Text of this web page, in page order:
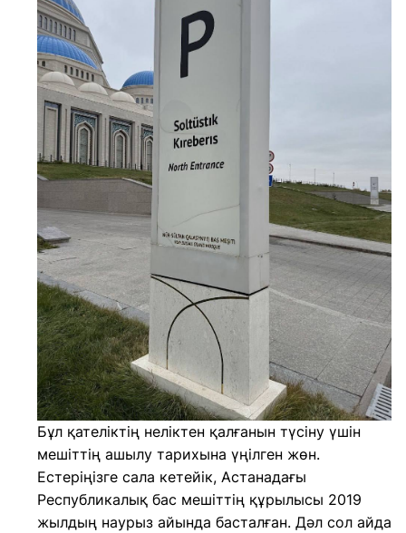
Бұл қателіктің неліктен қалғанын түсіну үшін
мешіттің ашылу тарихына үңілген жөн.
Естеріңізге сала кетейік, Астанадағы
Республикалық бас мешіттің құрылысы 2019
жылдың наурыз айында басталған. Дәл сол айда